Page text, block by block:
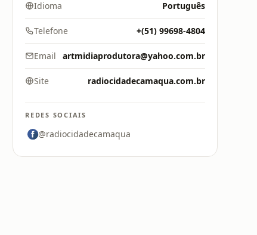
Idioma Português
Telefone +(51) 99698-4804
Email artmidiaprodutora@yahoo.com.br
Site radiocidadecamaqua.com.br
REDES SOCIAIS
@radiocidadecamaqua